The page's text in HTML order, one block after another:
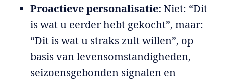
Proactieve personalisatie: Niet: “Dit
is wat u eerder hebt gekocht”, maar:
“Dit is wat u straks zult willen”, op
basis van levensomstandigheden,
seizoensgebonden signalen en